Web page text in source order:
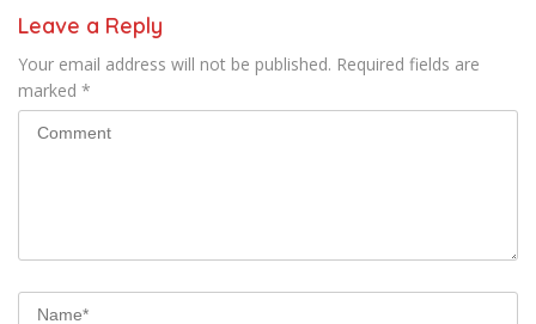
Leave a Reply
Your email address will not be published. Required fields are
marked *